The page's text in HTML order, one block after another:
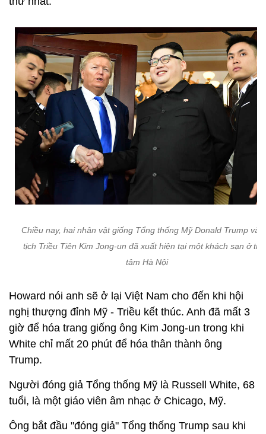
Chiều nay, hai nhân vật giống Tổng thống Mỹ Donald Trump và
tịch Triều Tiên Kim Jong-un đã xuất hiện tại một khách sạn ở
tâm Hà Nội
Howard nói anh sẽ ở lại Việt Nam cho đến khi hội
nghị thượng đỉnh Mỹ - Triều kết thúc. Anh đã mất 3
giờ để hóa trang giống ông Kim Jong-un trong khi
White chỉ mất 20 phút để hóa thân thành ông
Trump.
Người đóng giả Tổng thống Mỹ là Russell White, 68
tuổi, là một giáo viên âm nhạc ở Chicago, Mỹ.
Ông bắt đầu "đóng giả" Tổng thống Trump sau khi